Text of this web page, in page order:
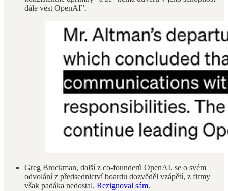
dále vést OpenAI”.
Greg Brockman, další z co-founderů OpenAI, se o svém
odvolání z předsednictví boardu dozvěděl vzápětí, z firmy
však padáka nedostal. Rezignoval sám.